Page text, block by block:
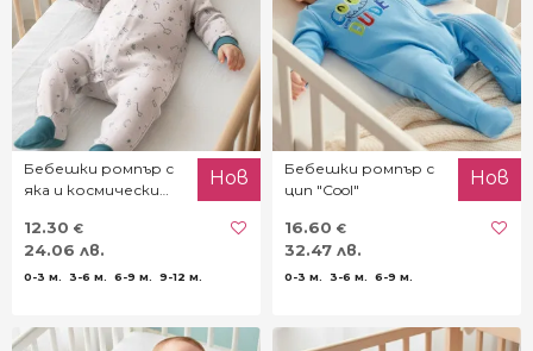
Бебешки ромпър с
яка и космически
Нов
12.30 €
24.06 лв.
0-3 м. 3-6 м. 6-9 м. 9-12 м.
Бебешки ромпър с
цип "Cool"
Нов
16.60 €
32.47 лв.
0-3 м. 3-6 м. 6-9 м.